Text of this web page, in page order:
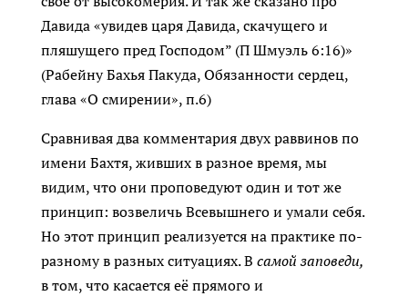
Давида «увидев царя Давида, скачущего и
пляшущего пред Господом” (П Шмуэль 6:16)»
(Рабейну Бахья Пакуда, Обязанности сердец,
глава «О смирении», п.6)
Сравнивая два комментария двух раввинов по
имени Бахтя, живших в разное время, мы
видим, что они проповедуют один и тот же
принцип: возвеличь Всевышнего и умали себя.
Но этот принцип реализуется на практике по-
разному в разных ситуациях. В самой заповеди,
в том, что касается её прямого и